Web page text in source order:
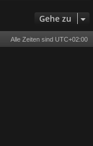
Gehe zu
Alle Zeiten sind UTC+02:00